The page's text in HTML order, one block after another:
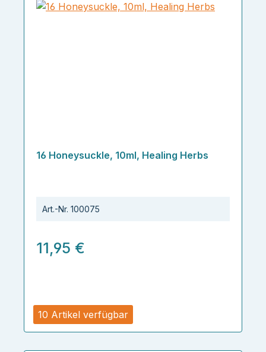
10 Artikel verfügbar
16 Honeysuckle, 10ml, Healing Herbs
Art.-Nr. 100075
11,95 €